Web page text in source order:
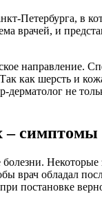
Петербурга,
врачей, и
направление.
как шерсть и
не
симптомы
врач обладал
постановке